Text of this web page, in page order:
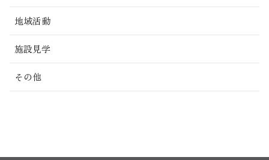
地域活動
施設見学
その他